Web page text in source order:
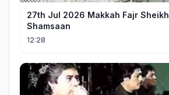
27th Jul 2026 Makkah Fajr Sheikh
Shamsaan
12:28